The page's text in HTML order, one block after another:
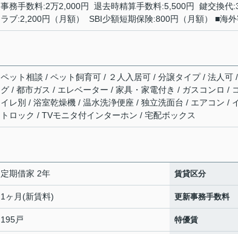
事務手数料:2万2,000円 退去時精算手数料:5,500円 鍵交換
ラブ:2,200円（月額） SBI少額短期保険:800円（月額） ■海
ペット相談 / ペット飼育可 / ２人入居可 / 分譲タイプ / 法人
グ / 都市ガス / エレベーター / 家具・家電付き / ガスコンロ /
イレ別 / 浴室乾燥機 / 温水洗浄便座 / 独立洗面台 / エアコン /
トロック / TVモニタ付インターホン / 宅配ボックス
定期借家 2年 賃貸区分
1ヶ月(新賃料) 更新事務手数料
195戸 特優賃